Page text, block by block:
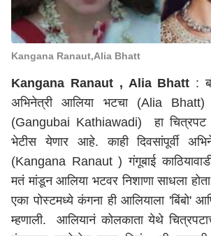
Kangana Ranaut,Alia Bhatt
Kangana Ranaut , Alia Bhatt :
अभिनेत्री आलिया भटचा (Alia Bhatt)
(Gangubai Kathiawadi) हा चित्रपट
भेटीस येणार आहे. काही दिवसांपूर्वी
(Kangana Ranaut ) गंगूबाई
मतं मांडून आलिया भटवर निशाणा साधला
एका पोस्टमध्ये कंगना ही आलियाला 'बिंबो'
म्हणाली. आलियानं कोलकाता येथे